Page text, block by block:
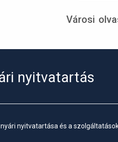
Városi
nyitvatartás
nyitvatartása és a